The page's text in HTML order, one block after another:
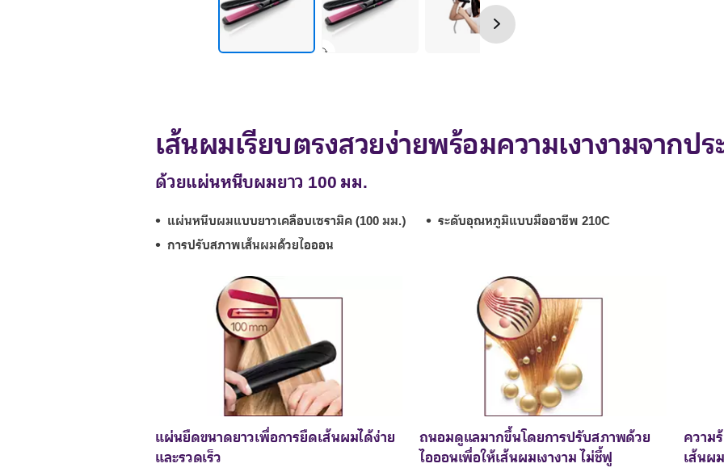
เส้นผมเรียบตรงสวยง่ายพร้อมความเงางามจากป
ด้วยแผ่นหนีบผมยาว 100 มม.
แผ่นหนีบผมแบบยาวเคลือบเซรามิค (100 มม.)
ระดับอุณหภูมิแบบมืออาชีพ 210C
การปรับสภาพเส้นผมด้วยไอออน
แผ่นยืดขนาดยาวเพื่อการยืดเส้นผมได้ง่าย
และรวดเร็ว
ถนอมดูแลมากขึ้นโดยการปรับสภาพด้วย
ไอออนเพื่อให้เส้นผมเงางาม ไม่ชี้ฟู
ความ
เส้นผ